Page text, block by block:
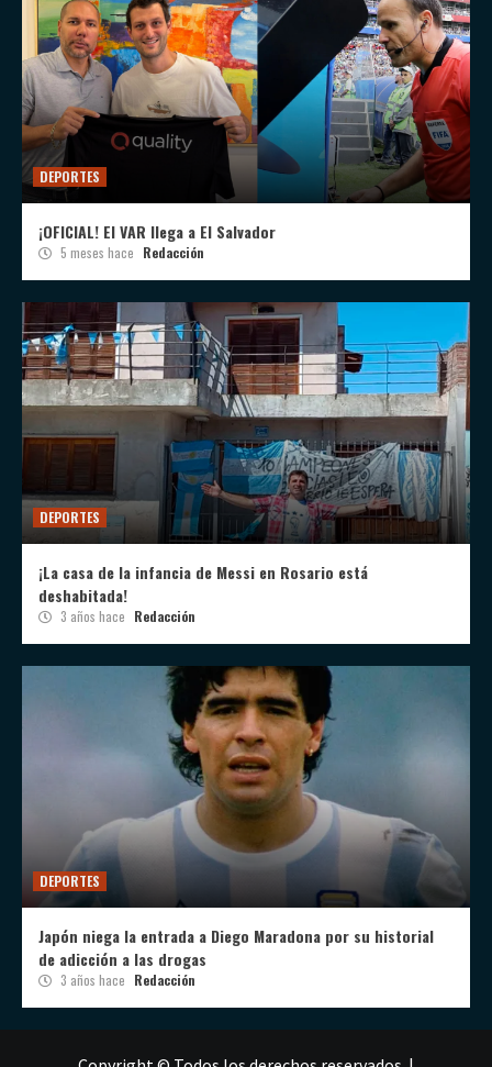
DEPORTES
¡OFICIAL! El VAR llega a El Salvador
5 meses hace Redacción
DEPORTES
¡La casa de la infancia de Messi en Rosario está
deshabitada!
3 años hace Redacción
DEPORTES
Japón niega la entrada a Diego Maradona por su historial
de adicción a las drogas
3 años hace Redacción